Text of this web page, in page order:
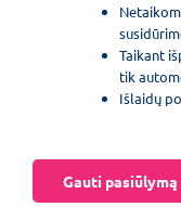
Taikant
tik
Išlaidų
Gauti pasiūlymą